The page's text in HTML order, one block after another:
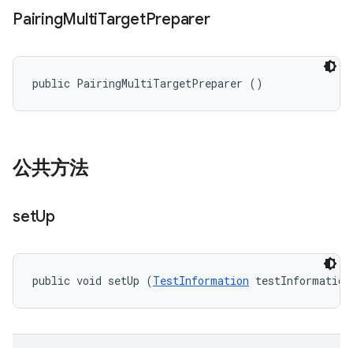
PairingMultiTargetPreparer
public PairingMultiTargetPreparer ()
公共方法
setUp
public void setUp (TestInformation